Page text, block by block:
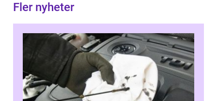
Fler nyheter